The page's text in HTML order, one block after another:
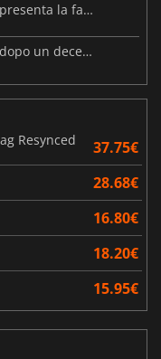
Warhammer 40.000: Dawn of War 4 presenta la fazione dei Necron
Forsaken Realms: Vahrin's Call esce dopo un decennio di sviluppo
Resynced
37.75€
28.68€
16.80€
18.20€
15.95€